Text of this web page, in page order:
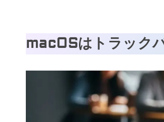
macOSはトラック